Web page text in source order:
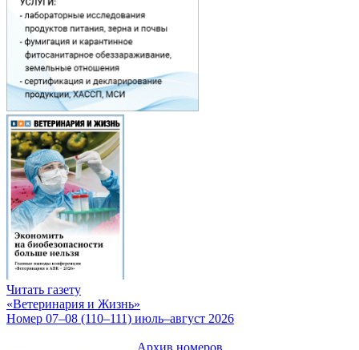
Читать газету
«Ветеринария и Жизнь»
Номер 07–08 (110–111) июль–август 2026
Архив номеров